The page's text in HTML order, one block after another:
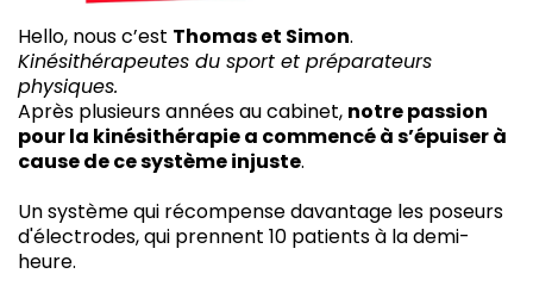
Hello, nous c’est Thomas et Simon.
Kinésithérapeutes du sport et préparateurs
physiques.
Après plusieurs années au cabinet, notre passion
pour la kinésithérapie a commencé à s’épuiser à
cause de ce système injuste.
Un système qui récompense davantage les poseurs
d'électrodes, qui prennent 10 patients à la demi-
heure.